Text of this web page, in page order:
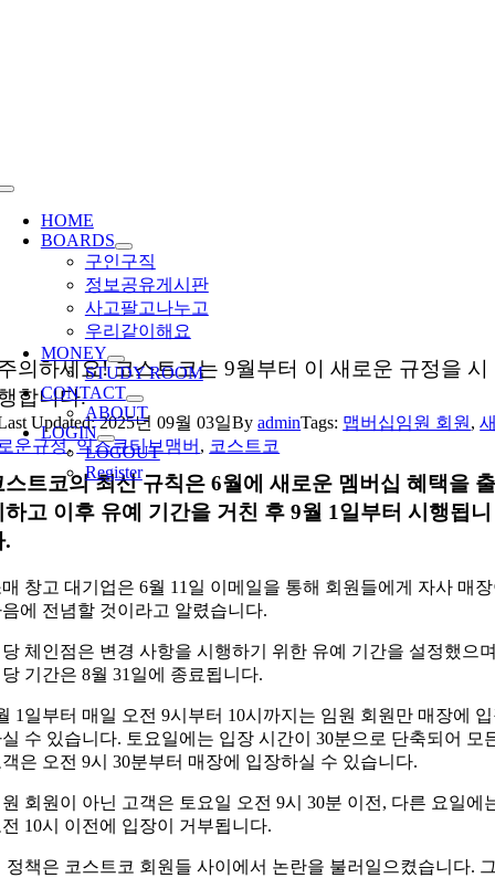
Toggle
Navigation
HOME
BOARDS
구인구직
정보공유게시판
사고팔고나누고
우리같이해요
MONEY
STUDY ROOM
CONTACT
ABOUT
LOGIN
LOGOUT
Register
의하세요! 코스트코는 9월부터 이 새로운 규정을 시
합니다.
Updated: 2025년 09월 03일ByadminTags: 맵버십임원 회원 ,
운규정,익스큐티브맴버 , 코스트코
스트코의 최신 규칙은 6월에 새로운 멤버십 혜택을 출
하고 이후 유예 기간을 거친 후 9월 1일부터 시행됩니
.
창고 대기업은 6월 11일 이메일을 통해 회원들에게 자사 매
에 전념할 것이라고 알렸습니다.
체인점은 변경 사항을 시행하기 위한 유예 기간을 설정했으
기간은 8월 31일에 종료됩니다.
1일부터 매일 오전 9시부터 10시까지는 임원 회원만 매장에
수 있습니다. 토요일에는 입장 시간이 30분으로 단축되어 모
은 오전 9시 30분부터 매장에 입장하실 수 있습니다.
회원이 아닌 고객은 토요일 오전 9시 30분 이전, 다른 요일에
10시 이전에 입장이 거부됩니다.
정책은 코스트코 회원들 사이에서 논란을 불러일으켰습니다.